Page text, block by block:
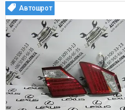
Автошрот